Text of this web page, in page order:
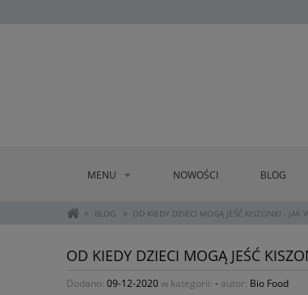
MENU NOWOŚCI BLOG
» BLOG » OD KIEDY DZIECI MOGĄ JEŚĆ KISZONKI - JAK
OD KIEDY DZIECI MOGĄ JEŚĆ
Dodano: 09-12-2020w kategorii: - autor: Bio Food